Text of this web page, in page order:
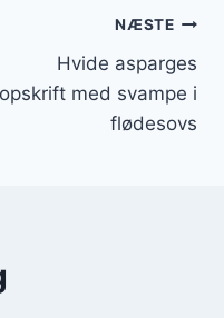
NÆSTE
Hvide asparges
opskrift med svampe i
flødesovs